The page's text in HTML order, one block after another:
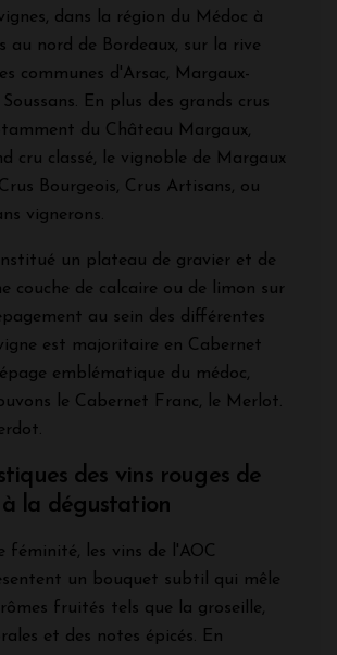
dans la région du Médoc à
au nord de Bordeaux, sur la rive
communes d'Arsac, Margaux-
En plus des grands crus
du Château Margaux,
cru classé, le vignoble de Margaux
Bourgeois, Crus Artisans, ou
vignerons.
un plateau de gravier et de
couche de calcaire ou de limon sur
au sein des différentes
est majoritaire en Cabernet
emblématique du médoc,
le Cabernet Franc, le Merlot.
des vins rouges de
la dégustation
féminité, les vins de l'AOC
un bouquet subtil qui mêle
fruités tels que la groseille,
et des notes épicés. En